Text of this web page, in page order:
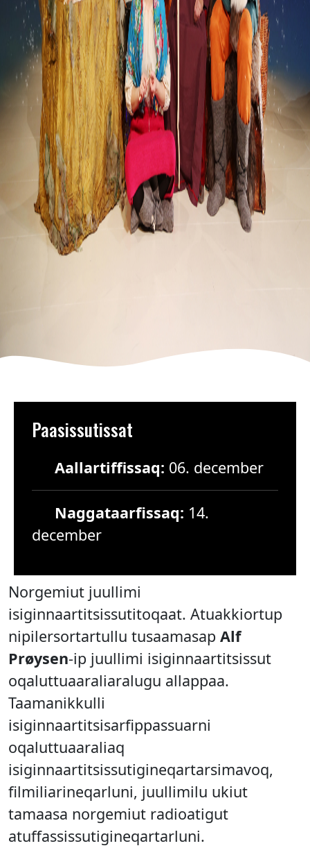
Paasissutissat
Aallartiffissaq: 06. december
Naggataarfissaq: 14.
december
Norgemiut juullimi
isiginnaartitsissutitoqaat. Atuakkiortup
nipilersortartullu tusaamasap Alf
Prøysen-ip juullimi isiginnaartitsissut
oqaluttuaaraliaralugu allappaa.
Taamanikkulli
isiginnaartitsisarfippassuarni
oqaluttuaaraliaq
isiginnaartitsissutigineqartarsimavoq,
filmiliarineqarluni, juullimilu ukiut
tamaasa norgemiut radioatigut
atuffassissutigineqartarluni.